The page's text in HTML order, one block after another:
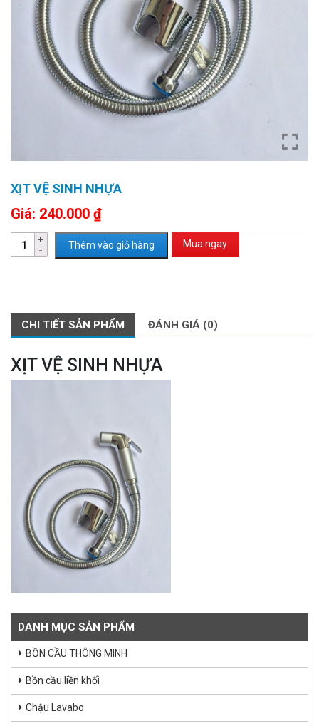
XỊT VỆ SINH NHỰA
Giá: 240.000 ₫
Thêm vào giỏ hàng Mua ngay
CHI TIẾT SẢN PHẨM ĐÁNH GIÁ (0)
XỊT VỆ SINH NHỰA
DANH MỤC SẢN PHẨM
BỒN CẦU THÔNG MINH
Bồn cầu liền khối
Chậu Lavabo